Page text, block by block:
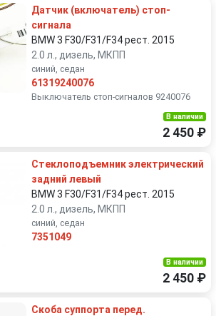
Датчик (включатель) стоп-
сигнала
BMW 3 F30/F31/F34 рест. 2015
2.0 л., дизель, МКПП
синий, седан
61319240076
Выключатель стоп-сигналов 9240076
В наличии
2 450 ₽
Стеклоподъемник электрический
задний левый
BMW 3 F30/F31/F34 рест. 2015
2.0 л., дизель, МКПП
синий, седан
7351049
В наличии
2 450 ₽
Скоба суппорта перед.